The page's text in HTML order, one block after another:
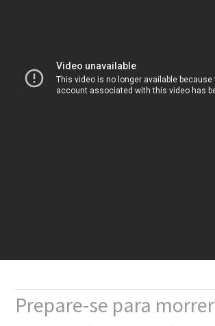
Prepare-se para morrer